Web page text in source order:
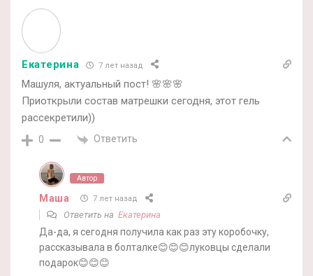
Екатерина 7 лет назад
Машуля, актуальный пост! 🌸🌸🌸
Приоткрыли состав матрешки сегодня, этот гель
рассекретили))
0 Ответить
Автор
Маша 7 лет назад
Ответить на Екатерина
Да-да, я сегодня получила как раз эту коробочку,
рассказывала в болталке😊😊😊луковцы сделали
подарок😊😊😊